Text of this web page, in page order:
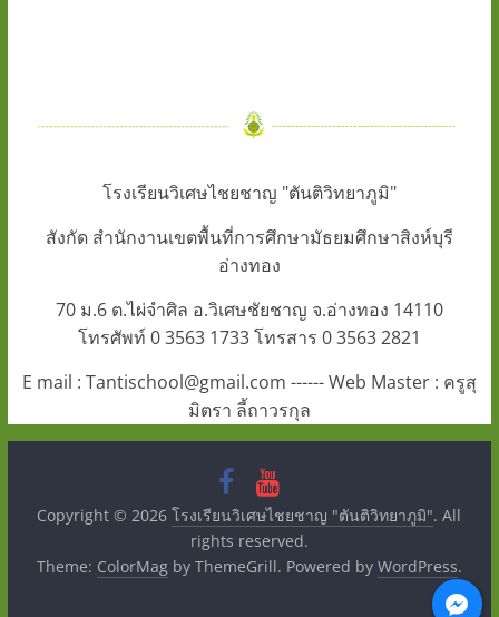
โรงเรียนวิเศษไชยชาญ "ตันติวิทยาภูมิ"
สังกัด สำนักงานเขตพื้นที่การศึกษามัธยมศึกษาสิงห์บุรี
อ่างทอง
70 ม.6 ต.ไผ่จำศิล อ.วิเศษชัยชาญ จ.อ่างทอง 14110
โทรศัพท์ 0 3563 1733 โทรสาร 0 3563 2821
E mail : Tantischool@gmail.com ------ Web Master : ครูสุ
มิตรา ลี้ถาวรกุล
Copyright © 2026โรงเรียนวิเศษไชยชาญ "ตันติวิทยาภูมิ". All
rights reserved.
Theme: ColorMagby ThemeGrill. Powered by WordPress.